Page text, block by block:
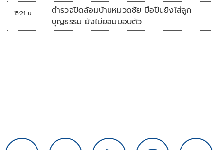
15:21 น.
ตำรวจปิดล้อมบ้านหมวดชัย มือปืนยิงใส่ลูก
บุญธรรม ยังไม่ยอมมอบตัว